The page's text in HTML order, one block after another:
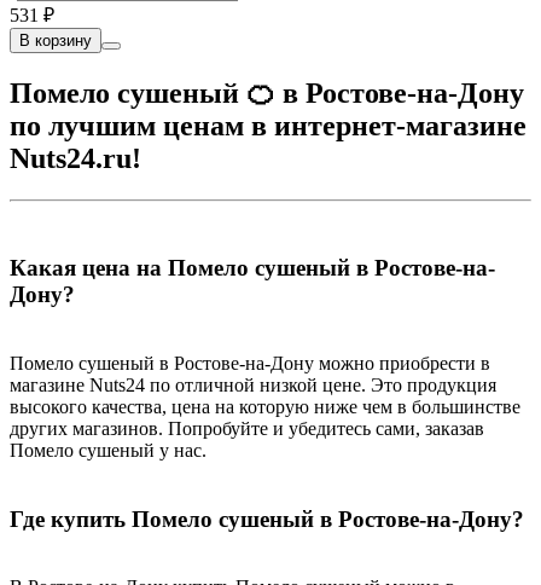
531 ₽
В корзину
Помело сушеный 🍊 в Ростове-на-Дону
по лучшим ценам в интернет-магазине
Nuts24.ru!
Какая цена на Помело сушеный в Ростове-на-
Дону?
Помело сушеный в Ростове-на-Дону можно приобрести в
магазине Nuts24 по отличной низкой цене. Это продукция
высокого качества, цена на которую ниже чем в большинстве
других магазинов. Попробуйте и убедитесь сами, заказав
Помело сушеный у нас.
Где купить Помело сушеный в Ростове-на-Дону?